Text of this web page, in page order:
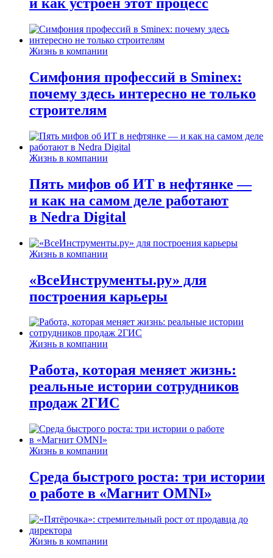
Жизнь в компании
Симфония профессий в Sminex:
почему здесь интересно не только
строителям
Жизнь в компании
Пять мифов об ИТ в нефтянке —
и как на самом деле работают
в Nedra Digital
Жизнь в компании
«ВсеИнструменты.ру» для
построения карьеры
Жизнь в компании
Работа, которая меняет жизнь:
реальные истории сотрудников
продаж 2ГИС
Жизнь в компании
Среда быстрого роста: три истории
о работе в «Магнит OMNI»
Жизнь в компании